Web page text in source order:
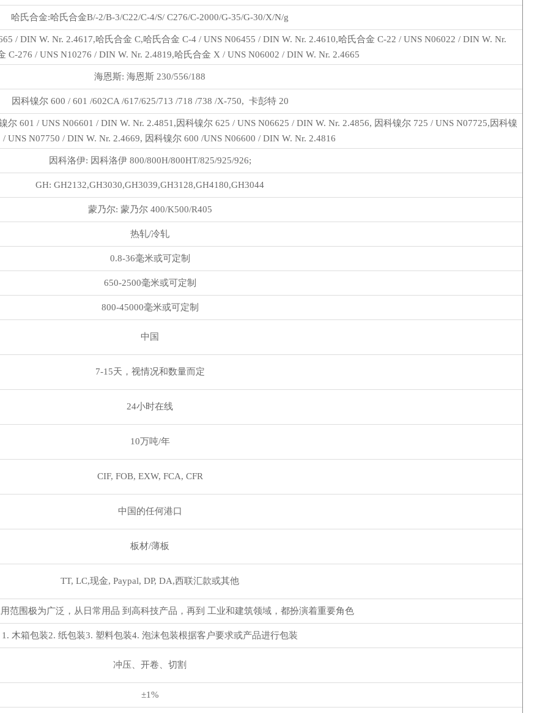
哈氏合金:哈氏合金B/-2/B-3/C22/C-4/S/ C276/C-2000/G-35/G-30/X/N/g
/ DIN W. Nr. 2.4617,哈氏合金 C,哈氏合金 C-4 / UNS N06455 / DIN W. Nr. 2.4610,哈氏合金 C-22 / UNS N06022 / DIN W. Nr.
C-276 / UNS N10276 / DIN W. Nr. 2.4819,哈氏合金 X / UNS N06002 / DIN W. Nr. 2.4665
海恩斯: 海恩斯 230/556/188
因科镍尔 600 / 601 /602CA /617/625/713 /718 /738 /X-750, 卡彭特 20
尔 601 / UNS N06601 / DIN W. Nr. 2.4851,因科镍尔 625 / UNS N06625 / DIN W. Nr. 2.4856, 因科镍尔 725 / UNS N07725,因科镍
UNS N07750 / DIN W. Nr. 2.4669, 因科镍尔 600 /UNS N06600 / DIN W. Nr. 2.4816
因科洛伊: 因科洛伊 800/800H/800HT/825/925/926;
GH: GH2132,GH3030,GH3039,GH3128,GH4180,GH3044
蒙乃尔: 蒙乃尔 400/K500/R405
热轧/冷轧
0.8-36毫米或可定制
650-2500毫米或可定制
800-45000毫米或可定制
中国
7-15天，视情况和数量而定
24小时在线
10万吨/年
CIF, FOB, EXW, FCA, CFR
中国的任何港口
板材/薄板
TT, LC,现金, Paypal, DP, DA,西联汇款或其他
范围极为广泛，从日常用品 到高科技产品，再到 工业和建筑领域，‌都扮演着重要角色
1. 木箱包装2. 纸包装3. 塑料包装4. 泡沫包装根据客户要求或产品进行包装
冲压、开卷、切割
±1%